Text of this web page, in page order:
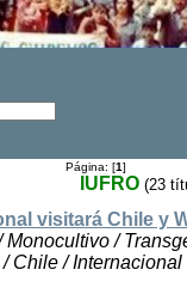
Página: [1]
IUFRO (23
visitará Chile y
Monocultivo /
Chile / Internacional